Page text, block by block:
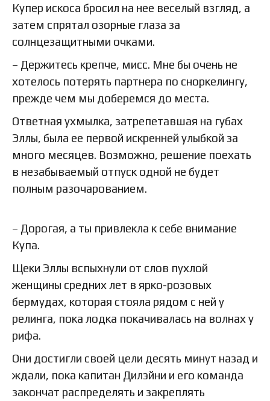
Купер искоса бросил на нее веселый взгляд, а
затем спрятал озорные глаза за
солнцезащитными очками.
– Держитесь крепче, мисс. Мне бы очень не
хотелось потерять партнера по сноркелингу,
прежде чем мы доберемся до места.
Ответная ухмылка, затрепетавшая на губах
Эллы, была ее первой искренней улыбкой за
много месяцев. Возможно, решение поехать
в незабываемый отпуск одной не будет
полным разочарованием.
– Дорогая, а ты привлекла к себе внимание
Купа.
Щеки Эллы вспыхнули от слов пухлой
женщины средних лет в ярко-розовых
бермудах, которая стояла рядом с ней у
релинга, пока лодка покачивалась на волнах у
рифа.
Они достигли своей цели десять минут назад и
ждали, пока капитан Дилэйни и его команда
закончат распределять и закреплять